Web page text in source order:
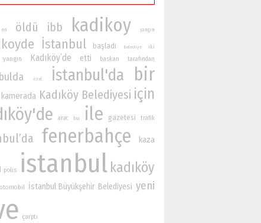
en öldü ibb kadikoy yangın
İstanbul başladı Belediye iki
yangin Kadıköy’de etti baskan tarafından
özel İstanbul'da bir
kamerada Kadıköy Belediyesi için
arac bu ile gazetesi trafik
fenerbahçe kaza
polis istanbul kadıköy
otomobil İstanbul Büyükşehir Belediyesi yeni
çarptı